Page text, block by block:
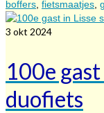
boffers, fietsmaatjes,
3 okt 2024
100e
duofiets